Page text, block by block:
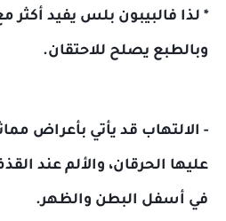
* لذا فالبيبون بلس يفيد أكثر
وبالطبع يصلح للاحتقان.
- الالتهاب قد يأتي بأعراض
عليها الحرقان، والألم عند
في أسفل البطن والظهر.